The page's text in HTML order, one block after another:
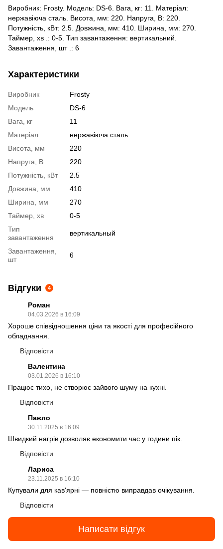
Виробник: Frosty. Модель: DS-6. Вага, кг: 11. Матеріал:
нержавіюча сталь. Висота, мм: 220. Напруга, В: 220.
Потужність, кВт: 2.5. Довжина, мм: 410. Ширина, мм: 270.
Таймер, хв .: 0-5. Тип завантаження: вертикальний.
Завантаження, шт .: 6
Характеристики
Виробник
Frosty
Модель
DS-6
Вага, кг
11
Матеріал
нержавіюча сталь
Висота, мм
220
Напруга, В
220
Потужність, кВт
2.5
Довжина, мм
410
Ширина, мм
270
Таймер, хв
0-5
Тип
завантаження
вертикальный
Завантаження,
шт
6
Відгуки 4
Роман
04.03.2026 в 16:09
Хороше співвідношення ціни та якості для професійного
обладнання.
Відповісти
Валентина
03.01.2026 в 16:10
Працює тихо, не створює зайвого шуму на кухні.
Відповісти
Павло
30.11.2025 в 16:09
Швидкий нагрів дозволяє економити час у години пік.
Відповісти
Лариса
23.11.2025 в 16:10
Купували для кав'ярні — повністю виправдав очікування.
Відповісти
Написати відгук